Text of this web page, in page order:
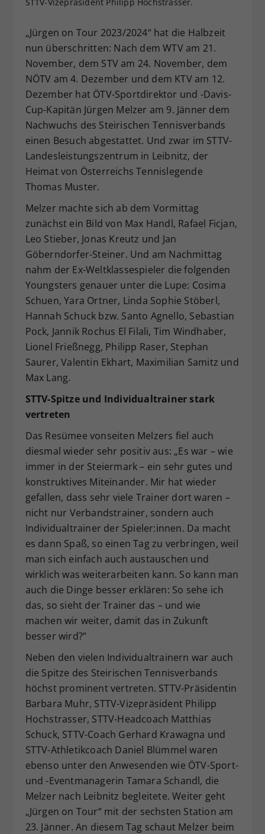
„Jürgen on Tour 2023/2024“ hat die Halbzeit
nun überschritten: Nach dem WTV am 21.
November, dem STV am 24. November, dem
NÖTV am 4. Dezember und dem KTV am 12.
Dezember hat ÖTV-Sportdirektor und -Davis-
Cup-Kapitän Jürgen Melzer am 9. Jänner dem
Nachwuchs des Steirischen Tennisverbands
einen Besuch abgestattet. Und zwar im STTV-
Landesleistungszentrum in Leibnitz, der
Heimat von Österreichs Tennislegende
Thomas Muster.
Melzer machte sich ab dem Vormittag
zunächst ein Bild von Max Handl, Rafael Ficjan,
Leo Stieber, Jonas Kreutz und Jan
Göberndorfer-Steiner. Und am Nachmittag
nahm der Ex-Weltklassespieler die folgenden
Youngsters genauer unter die Lupe: Cosima
Schuen, Yara Ortner, Linda Sophie Stöberl,
Hannah Schuck bzw. Santo Agnello, Sebastian
Pock, Jannik Rochus El Filali, Tim Windhaber,
Lionel Frießnegg, Philipp Raser, Stephan
Saurer, Valentin Ekhart, Maximilian Samitz und
Max Lang.
STTV-Spitze und Individualtrainer stark
vertreten
Das Resümee vonseiten Melzers fiel auch
diesmal wieder sehr positiv aus: „Es war – wie
immer in der Steiermark – ein sehr gutes und
konstruktives Miteinander. Mir hat wieder
gefallen, dass sehr viele Trainer dort waren –
nicht nur Verbandstrainer, sondern auch
Individualtrainer der Spieler:innen. Da macht
es dann Spaß, so einen Tag zu verbringen, weil
man sich einfach auch austauschen und
wirklich was weiterarbeiten kann. So kann man
auch die Dinge besser erklären: So sehe ich
das, so sieht der Trainer das – und wie
machen wir weiter, damit das in Zukunft
besser wird?“
Neben den vielen Individualtrainern war auch
die Spitze des Steirischen Tennisverbands
höchst prominent vertreten. STTV-Präsidentin
Barbara Muhr, STTV-Vizepräsident Philipp
Hochstrasser, STTV-Headcoach Matthias
Schuck, STTV-Coach Gerhard Krawagna und
STTV-Athletikcoach Daniel Blümmel waren
ebenso unter den Anwesenden wie ÖTV-Sport-
und -Eventmanagerin Tamara Schandl, die
Melzer nach Leibnitz begleitete. Weiter geht
„Jürgen on Tour“ mit der sechsten Station am
23. Jänner. An diesem Tag schaut Melzer beim
Zweck
Einstellungen. Unter anderem eine
historische Speicherung Ihrer
vorgenommen Einstellungen, falls der
Webseiten-Betreiber dies eingestellt
hat.